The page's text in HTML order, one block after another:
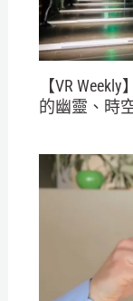
【VR
的幽靈、時